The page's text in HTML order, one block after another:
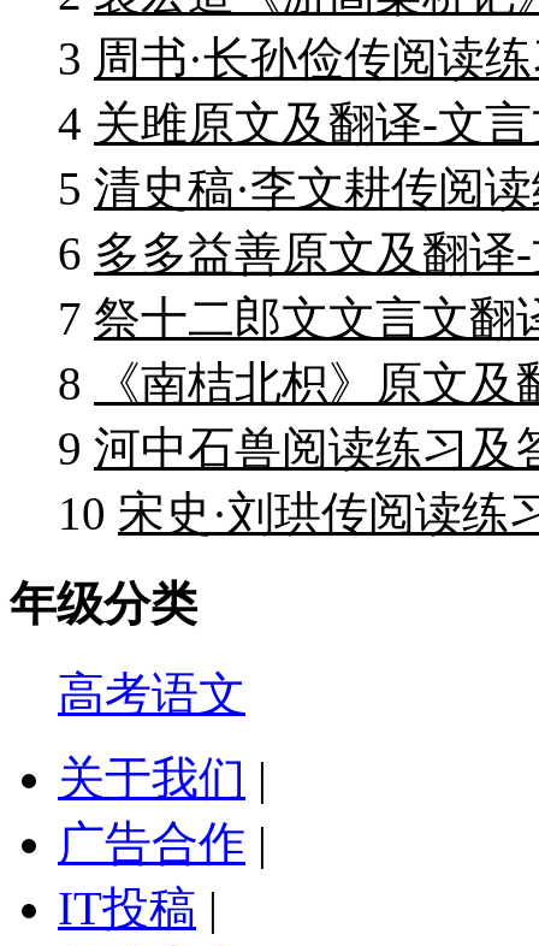
3 周书·长孙俭传阅读
4 关雎原文及翻译-文
5 清史稿·李文耕传阅
6 多多益善原文及翻译
7 祭十二郎文文言文翻
8
《南桔北枳》原文
9 河中石兽阅读练习及
10 宋史·刘珙传阅读练
年级分类
高考语文
关于我们 |
广告合作 |
IT投稿 |